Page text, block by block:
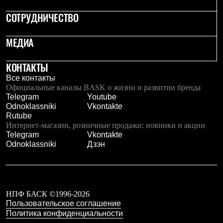
Софтшелл одежда
Куртки
Куртки
Брюки
Жилеты
Комбинезоны
Термобелье
Комплект термобелья
Снаряжение
Палатки и тенты
Палатки
Тенты
Аксессуары для палаток
Рюкзаки
Легкоходные
Аксессуары для рюкзаков
Спальные мешки
Пуховые
Комбинированные
СОТРУДНИЧЕСТВО
МЕДИА
КОНТАКТЫ
Все контакты
Официальные каналы BASK о жизни и развитии бренда
Telegram
Youtube
Odnoklassniki
Vkontakte
Rutube
Интернет-магазин, розничные продажи: новинки и акции
Telegram
Vkontakte
Odnoklassniki
Дзэн
НПФ БАСК ©1996-2026
Пользовательское соглашение
Политика конфиденциальности